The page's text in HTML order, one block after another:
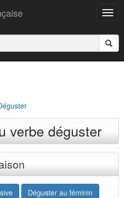
verbe déguster
Déguster au féminin